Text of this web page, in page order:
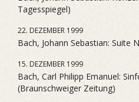
Tagesspiegel)
22. DEZEMBER 1999
Bach, Johann Sebastian: Suite
15. DEZEMBER 1999
Bach, Carl Philipp Emanuel:
(Braunschweiger Zeitung)